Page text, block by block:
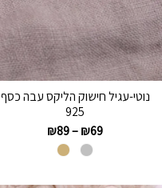
נוטי-עגיל חישוק הליקס עבה כסף
925
₪69
–
₪89